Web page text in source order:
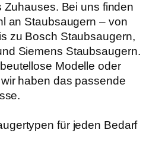
Zuhauses. Bei uns finden
an Staubsaugern – von
zu Bosch Staubsaugern,
Siemens Staubsaugern.
Modelle oder
haben das passende
für jeden Bedarf